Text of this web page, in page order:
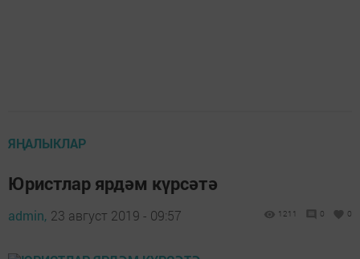
ЯҢАЛЫКЛАР
Юристлар ярдәм күрсәтә
admin, 23 август 2019 - 09:57 1211 0 0